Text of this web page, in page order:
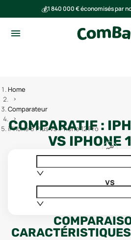
💰1 840 000 € économisés par
Home
Comparateur
iPhone 8 Plus vs iPhone 12 Pro
COMPARATIF :
VS IPHONE
vs